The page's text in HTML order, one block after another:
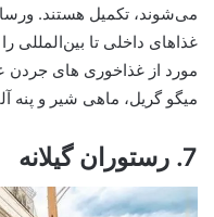
می‌شوند، تکمیل هستند.
غذاهای داخلی تا بین‌المللی
مورد از غذاخوری های جردن
میگو گریل، ماهی شیر و پنه
7. رستوران گیلانه